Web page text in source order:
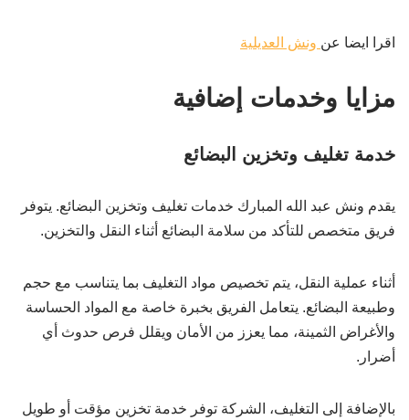
اقرا ايضا عن ونش العديلية
مزايا وخدمات إضافية
خدمة تغليف وتخزين البضائع
يقدم ونش عبد الله المبارك خدمات تغليف وتخزين البضائع. يتوفر
فريق متخصص للتأكد من سلامة البضائع أثناء النقل والتخزين.
أثناء عملية النقل، يتم تخصيص مواد التغليف بما يتناسب مع حجم
وطبيعة البضائع. يتعامل الفريق بخبرة خاصة مع المواد الحساسة
والأغراض الثمينة، مما يعزز من الأمان ويقلل فرص حدوث أي
أضرار.
بالإضافة إلى التغليف، الشركة توفر خدمة تخزين مؤقت أو طويل